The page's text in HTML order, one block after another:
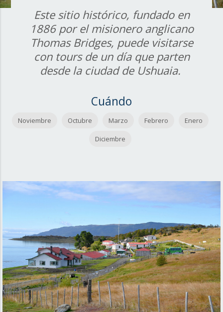
Este sitio histórico, fundado en
1886 por el misionero anglicano
Thomas Bridges, puede visitarse
con tours de un día que parten
desde la ciudad de Ushuaia.
Cuándo
Noviembre Octubre Marzo Febrero Enero
Diciembre